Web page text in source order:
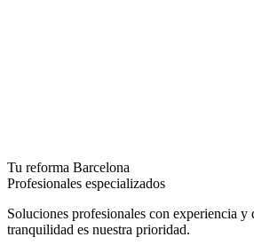
Tu reforma Barcelona
Profesionales especializados
Soluciones profesionales con experiencia y
tranquilidad es nuestra prioridad.